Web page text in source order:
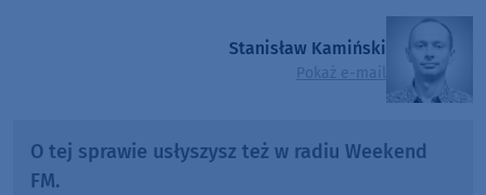
Stanisław Kamiński
Pokaż e-mail
O tej sprawie usłyszysz też w radiu Weekend
FM.